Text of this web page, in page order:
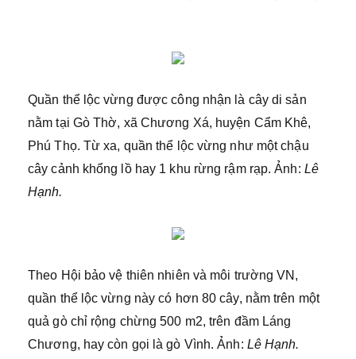
Quần thể lộc vừng được công nhận là cây di sản
nằm tại Gò Thờ, xã Chương Xá, huyện Cẩm Khê,
Phú Thọ. Từ xa, quần thể lộc vừng như một chậu
cây cảnh khổng lồ hay 1 khu rừng rậm rạp. Ảnh: Lê
Hạnh.
Theo Hội bảo vệ thiên nhiên và môi trường VN,
quần thể lộc vừng này có hơn 80 cây, nằm trên một
quả gò chỉ rộng chừng 500 m2, trên đầm Láng
Chương, hay còn gọi là gò Vình. Ảnh: Lê Hạnh.